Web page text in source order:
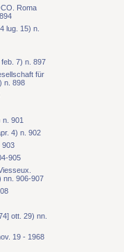
Roma
lug. 15) n.
7) n. 897
für
n. 898
901
4) n. 902
903
905
nn. 906-907
ott. 29) nn.
19 - 1968